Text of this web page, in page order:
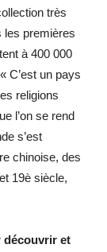
très
les premières
à 400 000
C’est un pays
religions
l’on se rend
s’est
chinoise, des
19è siècle,
découvrir et